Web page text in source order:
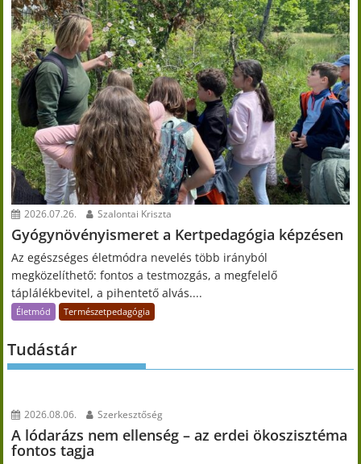
2026.07.26. Szalontai Kriszta
Gyógynövényismeret a Kertpedagógia képzésen
Az egészséges életmódra nevelés több irányból
megközelíthető: fontos a testmozgás, a megfelelő
táplálékbevitel, a pihentető alvás....
Életmód Természetpedagógia
Tudástár
2026.08.06. Szerkesztőség
A lódarázs nem ellenség – az erdei ökoszisztéma
fontos tagja